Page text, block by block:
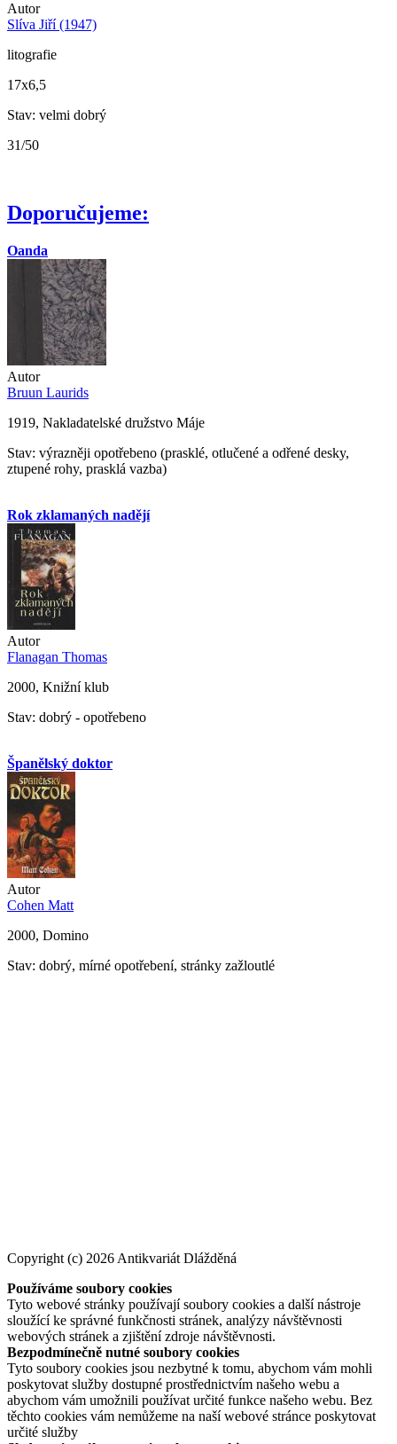
Autor
Slíva Jiří (1947)
litografie
17x6,5
Stav: velmi dobrý
31/50
Doporučujeme:
Oanda
Autor
Bruun Laurids
1919, Nakladatelské družstvo Máje
Stav: výrazněji opotřebeno (prasklé, otlučené a odřené desky,
ztupené rohy, prasklá vazba)
Rok zklamaných nadějí
Autor
Flanagan Thomas
2000, Knižní klub
Stav: dobrý - opotřebeno
Španělský doktor
Autor
Cohen Matt
2000, Domino
Stav: dobrý, mírné opotřebení, stránky zažloutlé
Copyright (c) 2026 Antikvariát Dlážděná
Používáme soubory cookies
Tyto webové stránky používají soubory cookies a další nástroje
sloužící ke správné funkčnosti stránek, analýzy návštěvnosti
webových stránek a zjištění zdroje návštěvnosti.
Bezpodmínečně nutné soubory cookies
Tyto soubory cookies jsou nezbytné k tomu, abychom vám mohli
poskytovat služby dostupné prostřednictvím našeho webu a
abychom vám umožnili používat určité funkce našeho webu. Bez
těchto cookies vám nemůžeme na naší webové stránce poskytovat
určité služby